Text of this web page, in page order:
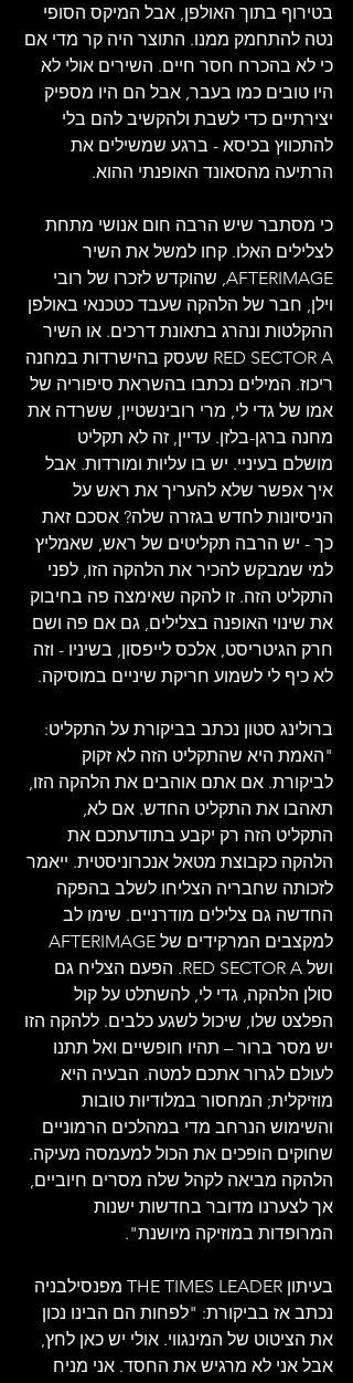
בטירוף בתוך האולפן, אבל המיקס הסופי
נטה להתחמק ממנו. התוצר היה קר מדי אם
כי לא בהכרח חסר חיים. השירים אולי לא
היו טובים כמו בעבר, אבל הם היו מספיק
יצירתיים כדי לשבת ולהקשיב להם בלי
להתכווץ בכיסא - ברגע שמשילים את
הרתיעה מהסאונד האופנתי ההוא.
כי מסתבר שיש הרבה חום אנושי מתחת
לצלילים האלו. קחו למשל את השיר
AFTERIMAGE, שהוקדש לזכרו של רובי
וילן, חבר של הלהקה שעבד כטכנאי באולפן
ההקלטות ונהרג בתאונת דרכים. או השיר
RED SECTOR A שעסק בהישרדות במחנה
ריכוז. המילים נכתבו בהשראת סיפוריה של
אמו של גדי לי, מרי רובינשטיין, ששרדה את
מחנה ברגן-בלזן. עדיין, זה לא תקליט
מושלם בעיניי. יש בו עליות ומורדות. אבל
איך אפשר שלא להעריך את ראש על
הניסיונות לחדש בגזרה שלה? אסכם זאת
כך - יש הרבה תקליטים של ראש, שאמליץ
למי שמבקש להכיר את הלהקה הזו, לפני
התקליט הזה. זו להקה שאימצה פה בחיבוק
את שינוי האופנה בצלילים, גם אם פה ושם
חרק הגיטריסט, אלכס לייפסון, בשיניו - וזה
לא כיף לי לשמוע חריקת שיניים במוסיקה.
ברולינג סטון נכתב בביקורת על התקליט:
"האמת היא שהתקליט הזה לא זקוק
לביקורת. אם אתם אוהבים את הלהקה הזו,
תאהבו את התקליט החדש. אם לא,
התקליט הזה רק יקבע בתודעתכם את
הלהקה כקבוצת מטאל אנכרוניסטית. ייאמר
לזכותה שחבריה הצליחו לשלב בהפקה
החדשה גם צלילים מודרניים. שימו לב
ושל RED SECTOR A. הפעם הצליח גם
סולן הלהקה, גדי לי, להשתלט על קול
הפלצט שלו, שיכול לשגע כלבים. ללהקה הזו
יש מסר ברור – תהיו חופשיים ואל תתנו
לעולם לגרור אתכם למטה. הבעיה היא
מוזיקלית; המחסור במלודיות טובות
והשימוש הנרחב מדי במהלכים הרמוניים
שחוקים הופכים את הכול למעמסה מעיקה.
הלהקה מביאה לקהל שלה מסרים חיוביים,
אך לצערנו מדובר בחדשות ישנות
המרופדות במוזיקה מיושנת".
בעיתון THE TIMES LEADER מפנסילבניה
נכתב אז בביקורת: "לפחות הם הבינו נכון
את הציטוט של המינגווי. אולי יש כאן לחץ,
אבל אני לא מרגיש את החסד. אני מניח